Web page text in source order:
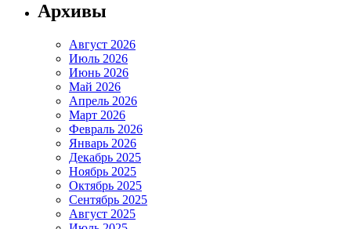
Архивы
Август 2026
Июль 2026
Июнь 2026
Май 2026
Апрель 2026
Март 2026
Февраль 2026
Январь 2026
Декабрь 2025
Ноябрь 2025
Октябрь 2025
Сентябрь 2025
Август 2025